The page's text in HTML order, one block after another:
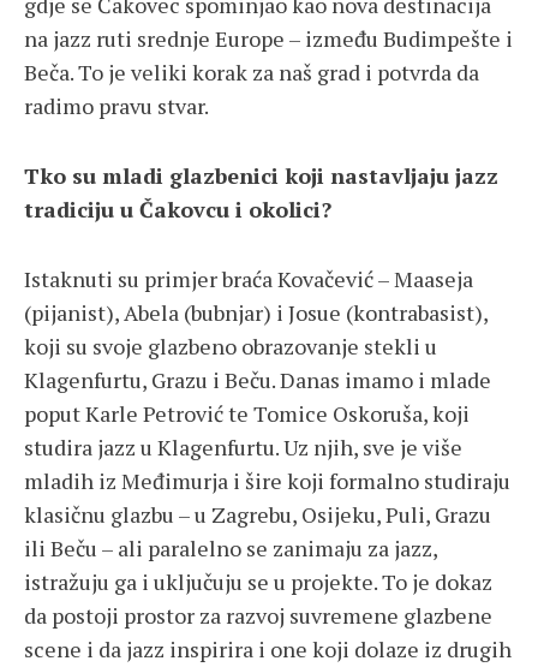
na jazz ruti srednje Europe – između Budimpešte i
Beča. To je veliki korak za naš grad i potvrda da
radimo pravu stvar.
Tko su mladi glazbenici koji nastavljaju jazz
tradiciju u Čakovcu i okolici?
Istaknuti su primjer braća Kovačević – Maaseja
(pijanist), Abela (bubnjar) i Josue (kontrabasist),
koji su svoje glazbeno obrazovanje stekli u
Klagenfurtu, Grazu i Beču. Danas imamo i mlade
poput Karle Petrović te Tomice Oskoruša, koji
studira jazz u Klagenfurtu. Uz njih, sve je više
mladih iz Međimurja i šire koji formalno studiraju
klasičnu glazbu – u Zagrebu, Osijeku, Puli, Grazu
ili Beču – ali paralelno se zanimaju za jazz,
istražuju ga i uključuju se u projekte. To je dokaz
da postoji prostor za razvoj suvremene glazbene
scene i da jazz inspirira i one koji dolaze iz drugih